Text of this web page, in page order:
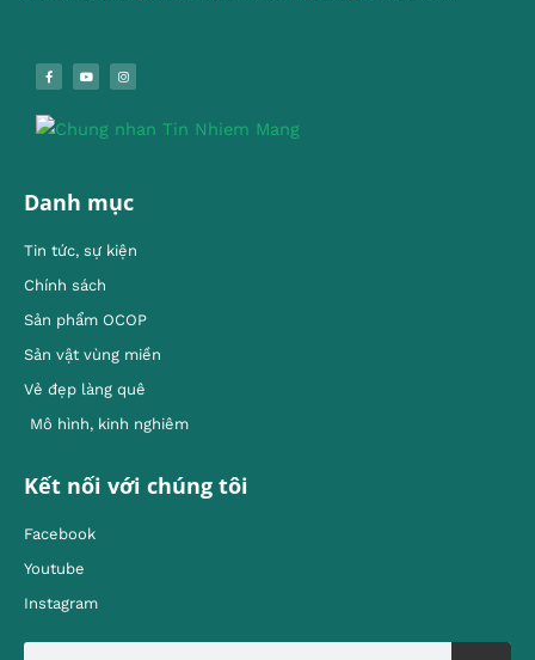
Danh mục
Tin tức, sự kiện
Chính sách
Sản phẩm OCOP
Sản vật vùng miền
Vẻ đẹp làng quê
Mô hình, kinh nghiêm
Kết nối với chúng tôi
Facebook
Youtube
Instagram